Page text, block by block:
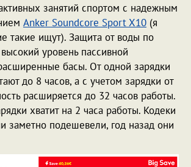
занятий спортом с надежным
Anker Soundcore Sport X10 (я
такие ищут). Защита от воды по
высокий уровень пассивной
басы. От одной зарядки
до 8 часов, а с учетом зарядки от
расширяется до 32 часов работы.
хватит на 2 часа работы. Кодеки
заметно подешевели, год назад они